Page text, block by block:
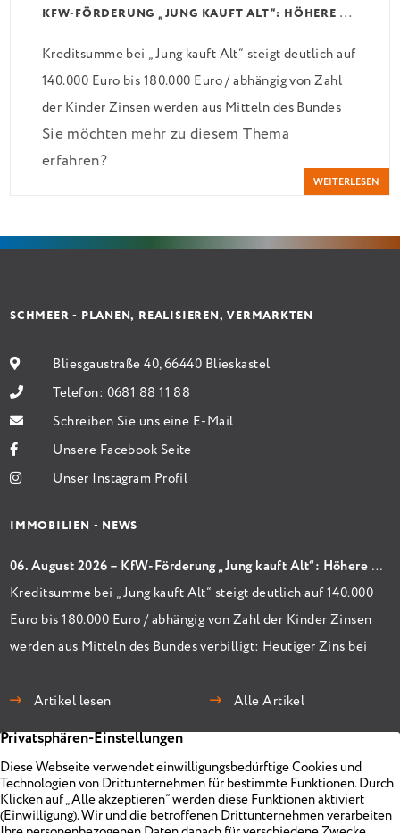
K
FW-FÖRDERUNG „JUNG KAUFT ALT“: HÖHERE KREDITE AB AUGUST 2026
Kreditsumme bei „Jung kauft Alt“ steigt deutlich auf
140.000 Euro bis 180.000 Euro / abhängig von Zahl
der Kinder Zinsen werden aus Mitteln des Bundes
verbilligt: Heutiger Zins bei 0,53 Prozent effektiv
bei 35 Jahren Laufzeit und 10 Jahren Zinsbindung
Antragstellende verpflichten sich zu energetischer
Sanierung in Einzelmaßnahmen […]
Sie möchten mehr zu diesem Thema
erfahren?
WEITERLESEN
SCHMEER - PLANEN, REALISIEREN, VERMARKTEN
Bliesgaustraße 40, 66440 Blieskastel
Telefon: 0681 88 11 88
Schreiben Sie uns eine E-Mail
Unsere Facebook Seite
Unser Instagram Profil
IMMOBILIEN - NEWS
06. August 2026 – KfW-Förderung „Jung kauft Alt“: Höhere Kredite ab August 2026
Kreditsumme bei „Jung kauft Alt“ steigt deutlich auf 140.000
Euro bis 180.000 Euro / abhängig von Zahl der Kinder Zinsen
werden aus Mitteln des Bundes verbilligt: Heutiger Zins bei
Zinsbindung Antragstellende verpflichten sich zu
energetischer Sanierung binnen 54 Monaten nach
Artikel lesen Alle Artikel
Immobilien Unternehmen